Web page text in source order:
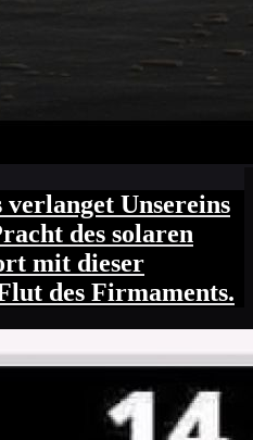
Unsereins
des solaren
mit dieser
des Firmaments.